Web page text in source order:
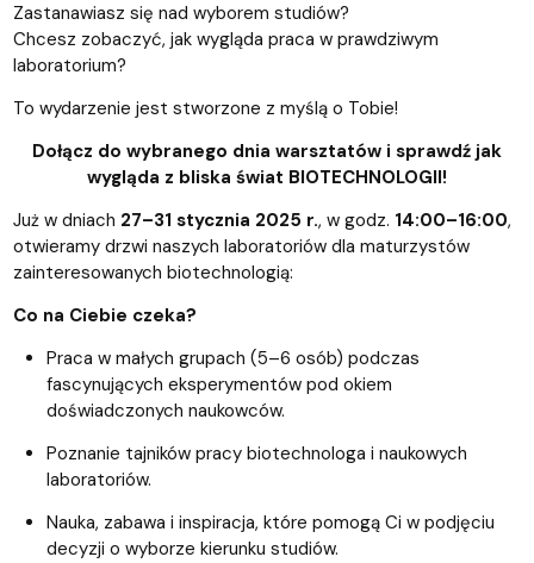
Zastanawiasz się nad wyborem studiów?
Chcesz zobaczyć, jak wygląda praca w prawdziwym
laboratorium?
To wydarzenie jest stworzone z myślą o Tobie!
Dołącz do wybranego dnia warsztatów i sprawdź jak
wygląda z bliska świat BIOTECHNOLOGII!
Już w dniach 27–31 stycznia 2025 r., w godz. 14:00–16:00,
otwieramy drzwi naszych laboratoriów dla maturzystów
zainteresowanych biotechnologią:
Co na Ciebie czeka?
Praca w małych grupach (5–6 osób) podczas
fascynujących eksperymentów pod okiem
doświadczonych naukowców.
Poznanie tajników pracy biotechnologa i naukowych
laboratoriów.
Nauka, zabawa i inspiracja, które pomogą Ci w podjęciu
decyzji o wyborze kierunku studiów.